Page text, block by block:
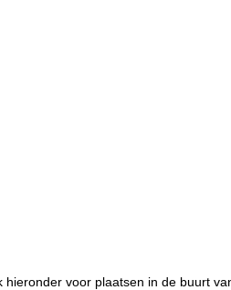
voor plaatsen in de buurt